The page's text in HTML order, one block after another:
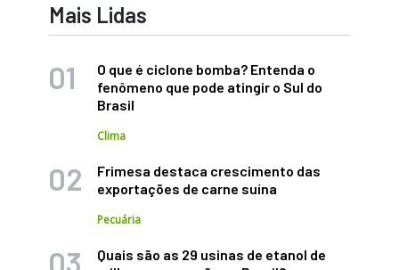
Mais Lidas
O que é ciclone bomba? Entenda o
fenômeno que pode atingir o Sul do
Brasil
Clima
Frimesa destaca crescimento das
exportações de carne suína
Pecuária
Quais são as 29 usinas de etanol de